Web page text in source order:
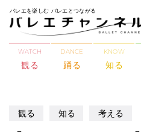
バレエを楽しむ バレエとつながる
WATCH
観る
DANCE
踊る
KNOW
知る
観る 知る 考える